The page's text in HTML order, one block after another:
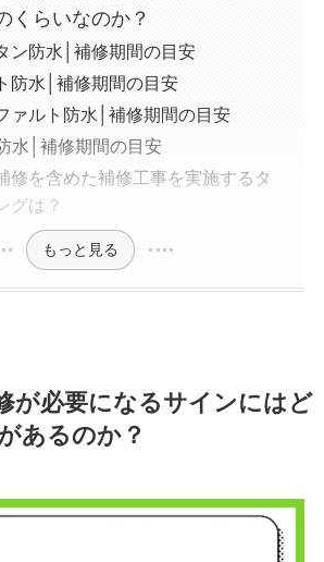
くらいなのか？
ン防水│補修期間の目安
防水│補修期間の目安
ァルト防水│補修期間の目安
水│補修期間の目安
修を含めた補修工事を実施するタ
グは？
もっと見る
が必要になるサインにはど
あるのか？